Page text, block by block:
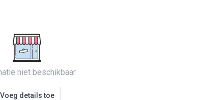
niet beschikbaar
Voeg details toe